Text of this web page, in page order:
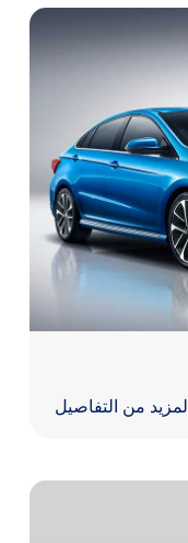
لمزيد من التفاصيل